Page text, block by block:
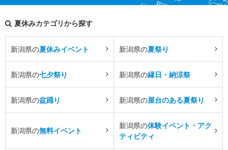
夏休みカテゴリから探す
新潟県の夏休みイベント 新潟県の夏祭り
新潟県の七夕祭り 新潟県の縁日・納涼祭
新潟県の盆踊り 新潟県の屋台のある夏祭り
新潟県の無料イベント
新潟県の体験イベント・アク
ティビティ